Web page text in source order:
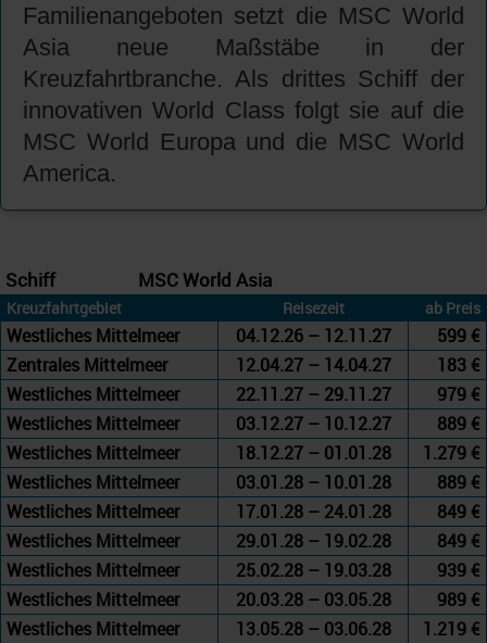
Familienangeboten setzt die MSC World
Asia neue Maßstäbe in der
Kreuzfahrtbranche. Als drittes Schiff der
innovativen World Class folgt sie auf die
MSC World Europa und die MSC World
America.
Schiff MSC World Asia
Kreuzfahrtgebiet Reisezeit ab Preis
Westliches Mittelmeer 04.12.26 – 12.11.27
599 €
Zentrales Mittelmeer
12.04.27 – 14.04.27
183 €
Westliches Mittelmeer
22.11.27 – 29.11.27
979 €
Westliches Mittelmeer
03.12.27 – 10.12.27
889 €
Westliches Mittelmeer
18.12.27 – 01.01.28
1.279 €
Westliches Mittelmeer
03.01.28 – 10.01.28
889 €
Westliches Mittelmeer
17.01.28 – 24.01.28
849 €
Westliches Mittelmeer
29.01.28 – 19.02.28
849 €
Westliches Mittelmeer
25.02.28 – 19.03.28
939 €
Westliches Mittelmeer
20.03.28 – 03.05.28
989 €
Westliches Mittelmeer
13.05.28 – 03.06.28
1.219 €